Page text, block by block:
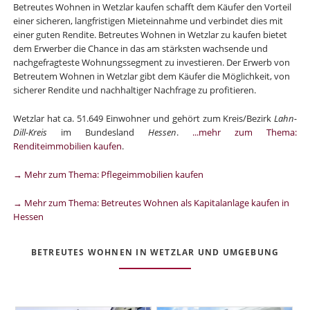
Betreutes Wohnen in Wetzlar kaufen schafft dem Käufer den Vorteil
einer sicheren, langfristigen Mieteinnahme und verbindet dies mit
einer guten Rendite. Betreutes Wohnen in Wetzlar zu kaufen bietet
dem Erwerber die Chance in das am stärksten wachsende und
nachgefragteste Wohnungssegment zu investieren. Der Erwerb von
Betreutem Wohnen in Wetzlar gibt dem Käufer die Möglichkeit, von
sicherer Rendite und nachhaltiger Nachfrage zu profitieren.
Wetzlar hat ca. 51.649 Einwohner und gehört zum Kreis/BezirkLahn-
Dill-Kreisim Bundesland Hessen. ...mehr zum Thema:
Renditeimmobilien kaufen.
→ Mehr zum Thema: Pflegeimmobilien kaufen
→ Mehr zum Thema: Betreutes Wohnen als Kapitalanlage kaufen in
Hessen
BETREUTES WOHNEN IN WETZLAR UND UMGEBUNG